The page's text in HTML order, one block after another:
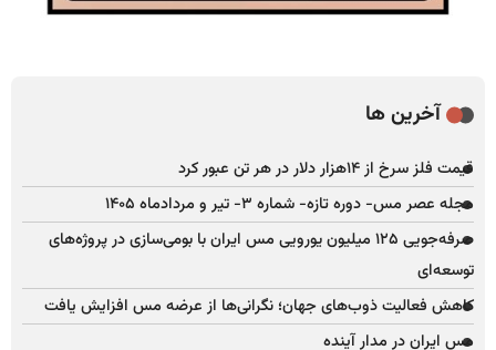
آخرین ها
قیمت فلز سرخ از ۱۴هزار دلار در هر تن عبور کرد
مجله عصر مس- دوره تازه- شماره ۳- تیر و مردادماه ۱۴۰۵
صرفه‌جویی ۱۲۵ میلیون یورویی مس ایران با بومی‌سازی در پروژه‌های
توسعه‌ای
کاهش فعالیت ذوب‌های جهان؛ نگرانی‌ها از عرضه مس افزایش یافت
مس ایران در مدار آینده